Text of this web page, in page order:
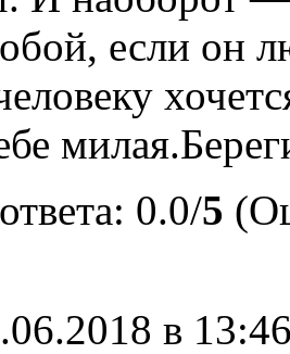
если он
0.0/5
в